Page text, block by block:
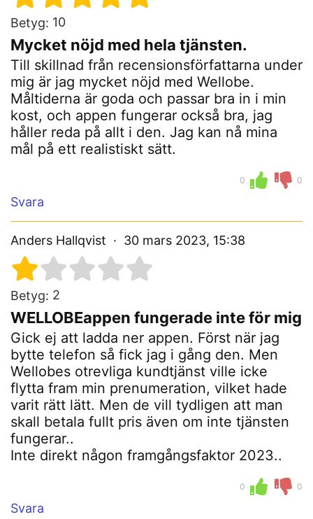
Betyg: 10
Mycket nöjd med hela tjänsten.
Till skillnad från recensionsförfattarna under
mig är jag mycket nöjd med Wellobe.
Måltiderna är goda och passar bra in i min
kost, och appen fungerar också bra, jag
håller reda på allt i den. Jag kan nå mina
mål på ett realistiskt sätt.
0 0
Svara
Anders Hallqvist 30 mars 2023, 15:38
Betyg: 2
WELLOBEappen fungerade inte för mig
Gick ej att ladda ner appen. Först när jag
bytte telefon så fick jag i gång den. Men
Wellobes otrevliga kundtjänst ville icke
flytta fram min prenumeration, vilket hade
varit rätt lätt. Men de vill tydligen att man
skall betala fullt pris även om inte tjänsten
fungerar..
Inte direkt någon framgångsfaktor 2023..
0 0
Svara